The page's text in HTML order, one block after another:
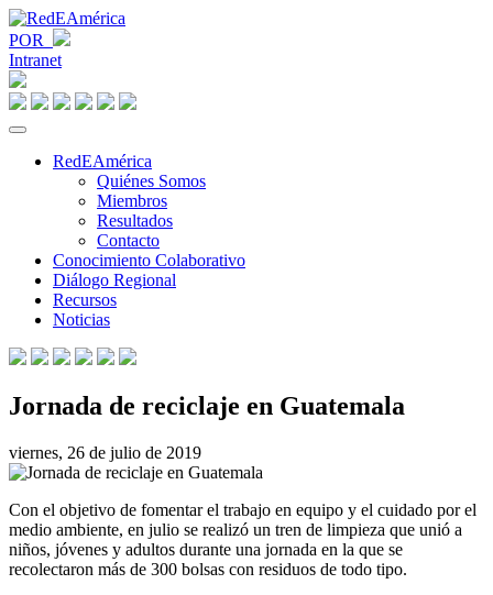
POR
Intranet
RedEAmérica
Quiénes Somos
Miembros
Resultados
Contacto
Conocimiento Colaborativo
Diálogo Regional
Recursos
Noticias
Jornada de reciclaje en Guatemala
viernes, 26 de julio de 2019
Con el objetivo de fomentar el trabajo en equipo y el cuidado por el
medio ambiente, en julio se realizó un tren de limpieza que unió a
niños, jóvenes y adultos durante una jornada en la que se
recolectaron más de 300 bolsas con residuos de todo tipo.